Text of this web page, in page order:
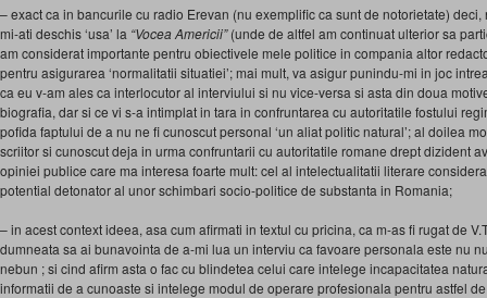
– exact ca in bancurile cu radio Erevan (nu exemplific ca sunt de notorietate)
mi-ati deschis ‘usa’ la “Vocea Americii”(unde de altfel am continuat ulterior sa
am considerat importante pentru obiectivele mele politice in compania altor
pentru asigurarea ‘normalitatii situatiei’; mai mult, va asigur punindu-mi in joc
ca eu v-am ales ca interlocutor al interviului si nu vice-versa si asta din doua
biografia, dar si ce vi s-a intimplat in tara in confruntarea cu autoritatile fostului
pofida faptului de a nu ne fi cunoscut personal ‘un aliat politic natural’; al doilea
scriitor si cunoscut deja in urma confruntarii cu autoritatile romane drept dizident
opiniei publice care ma interesa foarte mult: cel al intelectualitatii literare
potential detonator al unor schimbari socio-politice de substanta in Romania;
– in acest context ideea, asa cum afirmati in textul cu pricina, ca m-as fi rugat de
dumneata sa ai bunavointa de a-mi lua un interviu ca favoare personala este nu
nebun ; si cind afirm asta o fac cu blindetea celui care intelege incapacitatea
informatii de a cunoaste si intelege modul de operare profesionala pentru astfel